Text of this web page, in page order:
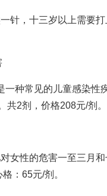
针，十三岁以上需要
种常见的儿童感染性
2剂，价格208元/剂。
女性的危害一至三月
格：65元/剂。